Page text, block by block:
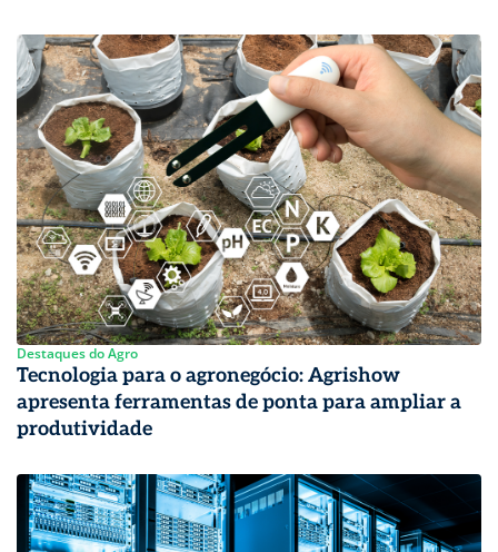
Destaques do Agro
Tecnologia para o agronegócio: Agrishow
apresenta ferramentas de ponta para ampliar a
produtividade